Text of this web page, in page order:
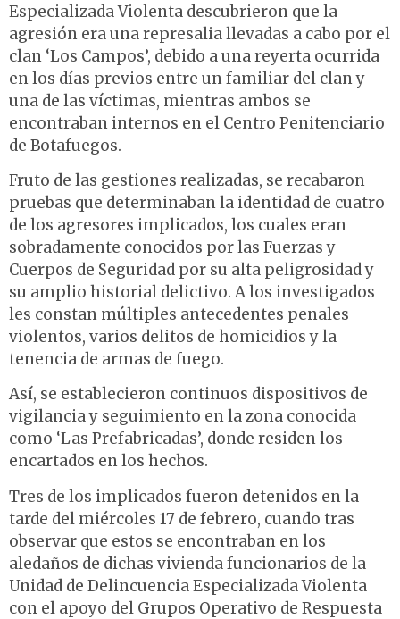
Especializada Violenta descubrieron que la
agresión era una represalia llevadas a cabo por el
clan ‘Los Campos’, debido a una reyerta ocurrida
en los días previos entre un familiar del clan y
una de las víctimas, mientras ambos se
encontraban internos en el Centro Penitenciario
de Botafuegos.
Fruto de las gestiones realizadas, se recabaron
pruebas que determinaban la identidad de cuatro
de los agresores implicados, los cuales eran
sobradamente conocidos por las Fuerzas y
Cuerpos de Seguridad por su alta peligrosidad y
su amplio historial delictivo. A los investigados
les constan múltiples antecedentes penales
violentos, varios delitos de homicidios y la
tenencia de armas de fuego.
Así, se establecieron continuos dispositivos de
vigilancia y seguimiento en la zona conocida
como ‘Las Prefabricadas’, donde residen los
encartados en los hechos.
Tres de los implicados fueron detenidos en la
tarde del miércoles 17 de febrero, cuando tras
observar que estos se encontraban en los
aledaños de dichas vivienda funcionarios de la
Unidad de Delincuencia Especializada Violenta
con el apoyo del Grupos Operativo de Respuesta